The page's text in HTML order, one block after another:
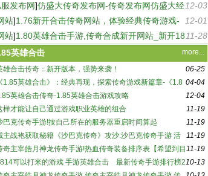
12-03
发布网]仿盛大传奇发布网-传奇发布网仿盛大经
12-01
站]1.76新开合击传奇网站，体验经典传奇游戏-
，重温热血传奇
11-28
站]1.80英雄合击手游,传奇合成新开网站_新开18
more...
英雄合击
06-25
雄合击传奇：新开版本，强势来袭！
04-04
《1.85英雄合击》：经典再现，探索传奇游戏新篇章-《1.8
雄合击》游戏深度评测与玩家心得分享
12-04
英雄合击传奇-1.85英雄合击游戏攻略
11-19
样才能让自己通过游戏职业英雄的组合
11-19
巴克传奇手游!按自己所在的服务器重启时间算起
11-19
主战袍获取秘籍《沙巴克传奇》攻沙:沙巴克传奇手游 活
解
11-19
奇主宰皓月神龙传奇手游!热血传奇装备排序表【希望到目
10-13
可以打米的游戏 手游英雄合击 最新传奇手游排行榜2